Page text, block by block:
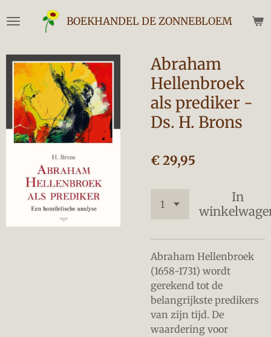
direct
de
hoofdinhoud
BOEKHANDEL DE ZONNEBLOEM
Abraham
Hellenbroek
als prediker -
Ds. H. Brons
€ 29,95
In
Abraham Hellenbroek
(1658-1731) wordt
gerekend tot de
belangrijkste predikers
van zijn tijd. De
waardering voor